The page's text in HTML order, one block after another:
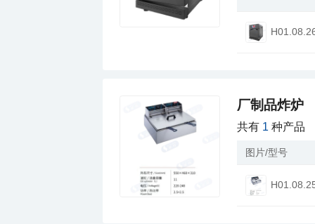
厂制品炸炉
共有 1 种产品
图片/型号